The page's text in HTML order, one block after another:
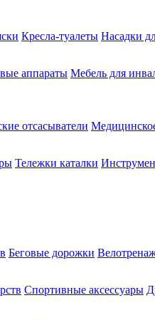
Кресла-туалеты Насадки
аппараты Мебель для
отсасыватели
Тележки каталки
Беговые дорожки
Спортивные аксессуары